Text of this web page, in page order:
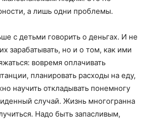
а лишь одни проблемы.
с детьми говорить о деньгах. И не
зарабатывать, но и о том, как ими
вовремя оплачивать
планировать расходы на еду,
научить откладывать понемногу
случай. Жизнь многогранна
Надо быть запасливым,